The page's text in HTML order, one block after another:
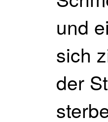
und
sich
der